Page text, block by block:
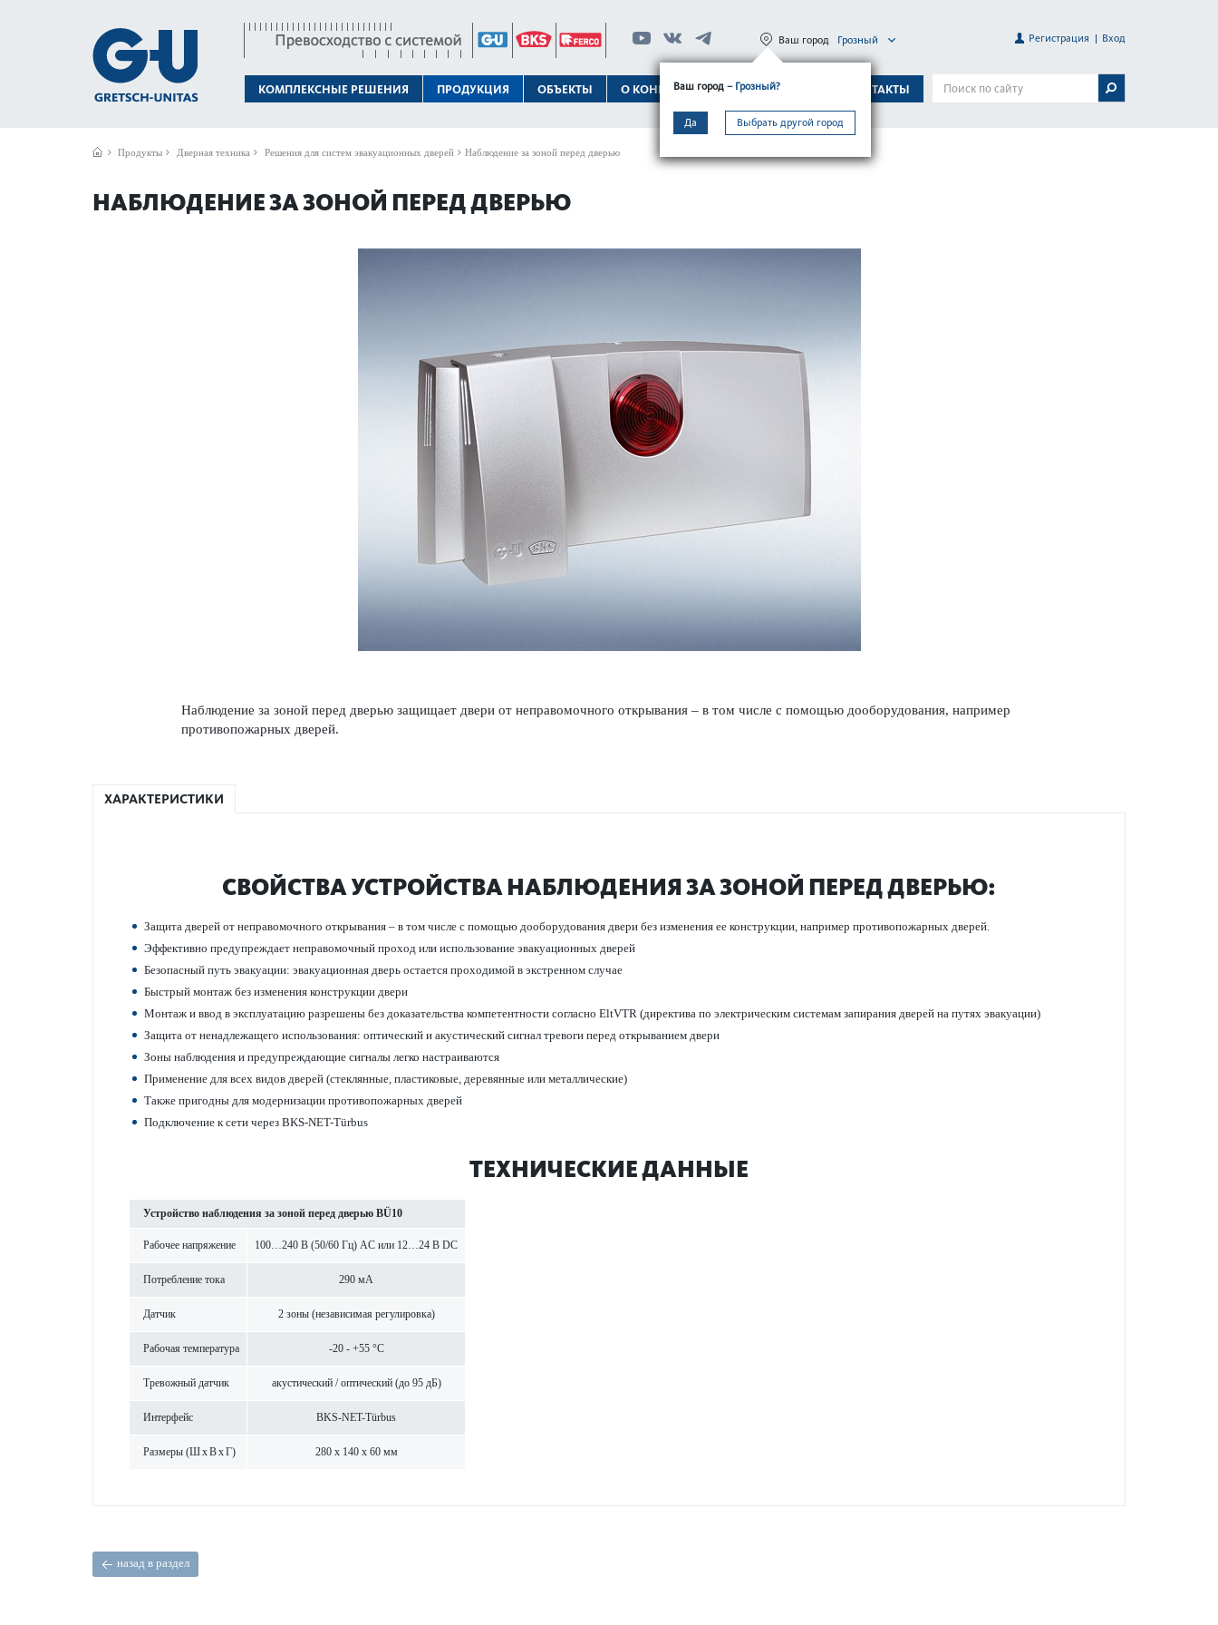
КОМПЛЕКСНЫЕ РЕШЕНИЯ ПРОДУКЦИЯ ОБЪЕКТЫ О КОНЦЕРНЕ ТЕХПОДДЕРЖКА КОНТАКТЫ
Ваш город – Грозный?
Да Выбрать другой город
Ваш город Грозный Регистрация Вход
Продукты Дверная техника Решения для систем эвакуационных дверей Наблюдение за зоной перед дверью
НАБЛЮДЕНИЕ ЗА ЗОНОЙ ПЕРЕД ДВЕРЬЮ
Наблюдение за зоной перед дверью защищает двери от непр­ав­омо­чного открывания – в том числе с помощью дообору­дования, например
против­опожарных дверей.
ХАРАКТЕРИСТИКИ
СВОЙСТВА УСТРОЙСТВА НАБЛЮДЕНИЯ ЗА ЗОНОЙ ПЕРЕД ДВЕРЬЮ:
Защита дверей от непр­ав­омо­чного открывания – в том числе с помощью дообору­дования двери без изменения ее конструкции, например против­опожарных дверей.
Эффективно предупреждает непр­ав­омо­чный проход или исполь­зование эвакуацио­нных дверей
Безоп­асный путь эвакуации: эвакуацио­нная дверь остается проход­имой в экстр­енном случае
Быстрый монтаж без изменения конструкции двери
Монтаж и ввод в эксплуат­ацию разрешены без доказательства компетентности согласно EltVTR (директива по электрическим сис­темам запирания дверей на путях эвакуации)
Защита от нен­адлежащего исполь­зования: оптический и аку­стический сигнал тревоги перед открыванием двери
Зоны наблюдения и предупрежд­ающие сигналы легко наст­раиваются
Применение для всех видов дверей (стеклянные, пла­сти­к­овые, дер­евянные или мет­аллические)
Также пригодны для модернизации против­опожарных дверей
Под­ключение к сети через BKS-NET-Türbus
ТЕХНИЧЕСКИЕ ДАННЫЕ
Устройство наблюдения за зоной перед дверью BÜ10
Рабочее напряжение 100…240 В (50/60 Гц) AC или 12…24 В DC
Потреб­л­ение тока 290 мА
Датчик 2 зоны (неза­в­исимая регулировка)
Рабочая темпер­атура -20 - +55 °C
Трев­ожный датчик аку­стический / оптический (до 95 дБ)
Интерфейс BKS-NET-Türbus
Размеры (Ш x В x Г) 280 x 140 x 60 мм
назад в раздел